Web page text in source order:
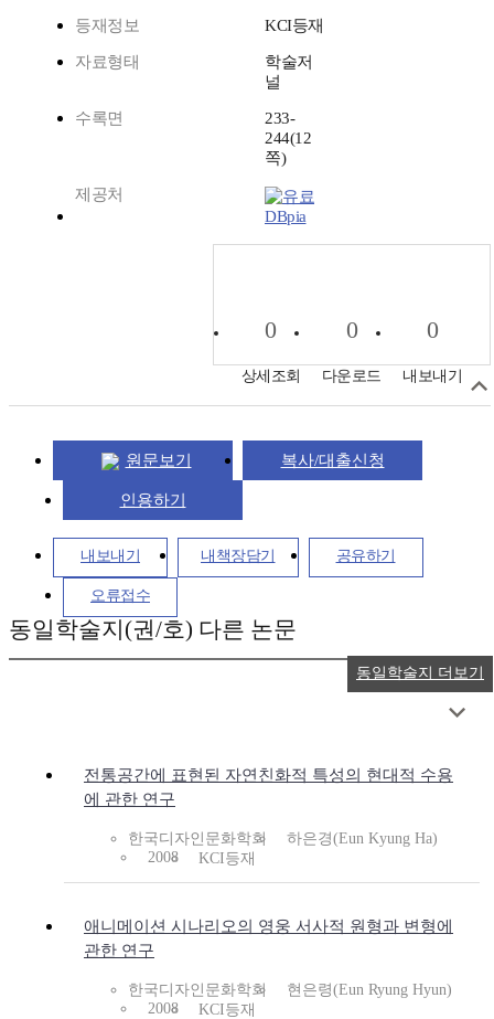
등재정보 KCI등재
자료형태
학술저
널
수록면
233-
244(12
쪽)
제공처
DBpia
0
상세조회
0
다운로드
0
내보내기
원문보기 복사/대출신청
인용하기
내보내기 내책장담기 공유하기
오류접수
동일학술지(권/호) 다른 논문
전통공간에 표현된 자연친화적 특성의 현대적 수용
에 관한 연구
한국디자인문화학회
하은경(Eun Kyung Ha)
2008
KCI등재
애니메이션 시나리오의 영웅 서사적 원형과 변형에
관한 연구
한국디자인문화학회
현은령(Eun Ryung Hyun)
2008
KCI등재
동일학술지 더보기